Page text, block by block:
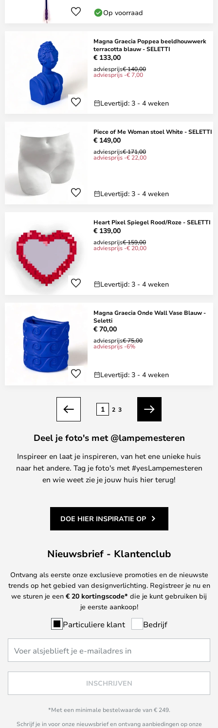
Op voorraad
Magna Graecia Poppea beeldhouwwerk
terracotta blauw - SELETTI
€ 133,00
adviesprijs€ 140,00
adviesprijs -€ 7,00
Levertijd: 3 - 4 weken
Piece of Me Woman stoel White - SELETTI
€ 149,00
adviesprijs€ 171,00
adviesprijs -€ 22,00
Levertijd: 3 - 4 weken
Heart Pixel Spiegel Rood/Roze - SELETTI
€ 139,00
adviesprijs€ 159,00
adviesprijs -€ 20,00
Levertijd: 3 - 4 weken
Magna Graecia Onde Wall Vase Blauw -
Seletti
€ 70,00
adviesprijs€ 75,00
adviesprijs -6%
Levertijd: 3 - 4 weken
Vorige
1 2 3
Volgende
Deel je foto's met @lampemesteren
Inspireer en laat je inspireren, van het ene unieke huis
naar het andere. Tag je foto's met #yesLampemesteren
en wie weet zie je jouw huis hier terug!
DOE HIER INSPIRATIE OP
Nieuwsbrief - Klantenclub
Ontvang als eerste onze exclusieve promoties en de nieuwste
trends op het gebied van designverlichting. Registreer je nu en
we sturen je een € 20 kortingscode* die je kunt gebruiken bij
je eerste aankoop!
Particuliere klant Bedrijf
INSCHRIJVEN
*Met een minimale bestelwaarde van € 249.
Schrijf je in voor onze nieuwsbrief en ontvang aanbiedingen op onze